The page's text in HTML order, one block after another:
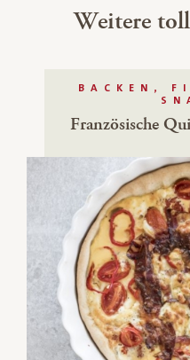
Weitere
BACKEN,
Französische